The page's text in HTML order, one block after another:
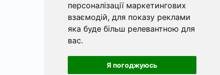
персоналізації маркетингових
взаємодій, для показу реклами
яка буде більш релевантною для
вас.
Я погоджуюсь